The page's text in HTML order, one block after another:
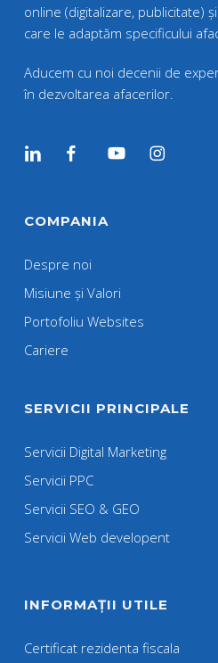
online (digitalizare, publicitate)
care le adaptăm specificului
Aducem cu noi decenii de
în dezvoltarea afacerilor.
COMPANIA
Despre noi
Misiune și Valori
Portofoliu Websites
Cariere
SERVICII PRINCIPALE
Servicii Digital Marketing
Servicii PPC
Servicii SEO & GEO
Servicii Web developent
INFORMAȚII UTILE
Certificat rezidenta fiscala